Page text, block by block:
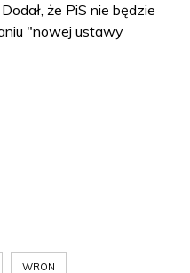
że PiS nie będzie
"nowej ustawy
WRON